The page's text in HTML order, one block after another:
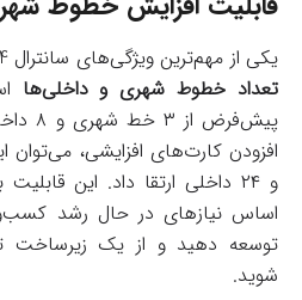
یکی از مهم‌ترین ویژگی‌های سانترال KX-TES824، قابلیت
تعداد خطوط شهری و داخلی‌ها
و ۲۴ داخلی ارتقا داد. این
اساس نیازهای در حال رشد
توسعه دهید و از یک زیرساخت
شوید.